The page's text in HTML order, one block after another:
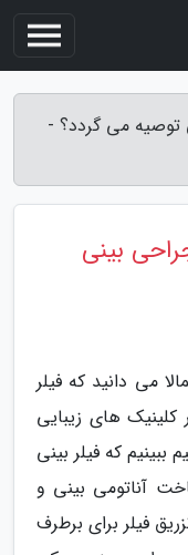
توصیه می گردد؟ -
بینی
می دانید که فیلر
های زیبایی
که فیلر بینی
آناتومی بینی و
فیلر برای برطرف